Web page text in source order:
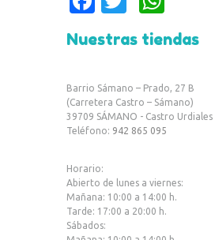
e
b
o
o
w
it
r
at
A
p
Nuestras tiendas
Barrio Sámano – Prado, 27 B
(Carretera Castro – Sámano)
39709 SÁMANO - Castro
Teléfono: 942 865 095
Horario:
Abierto de lunes a viernes:
Mañana: 10:00 a 14:00 h.
Tarde: 17:00 a 20:00 h.
Sábados: